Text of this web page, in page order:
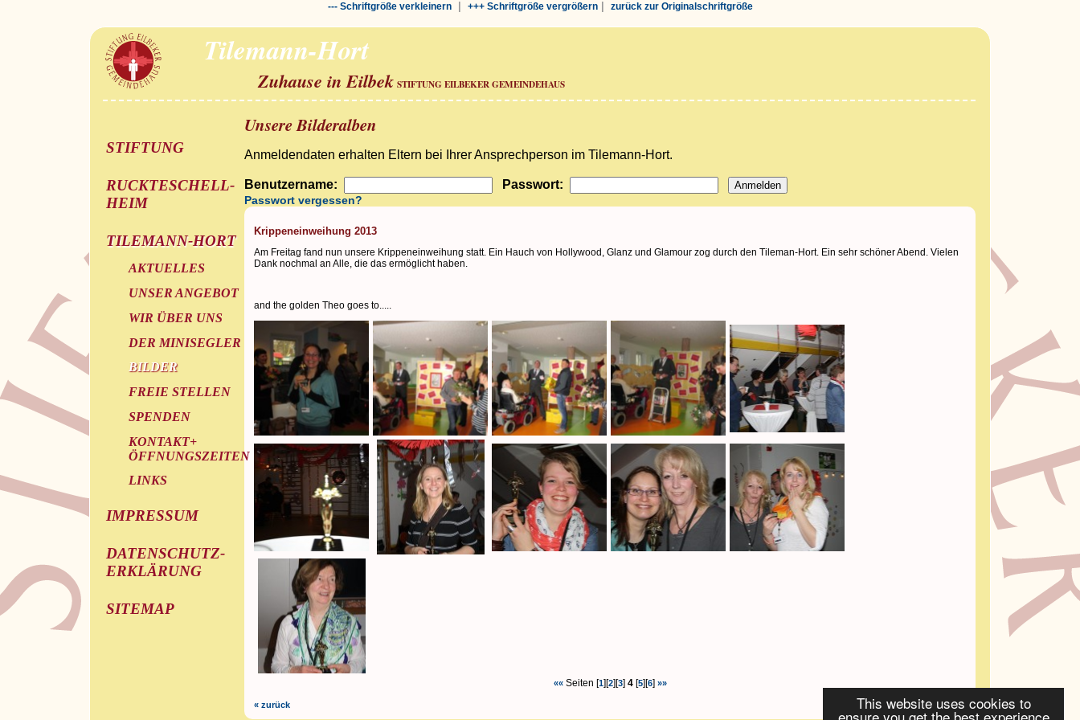
This website uses cookies to
--- Schriftgröße verkleinern| +++ Schriftgröße vergrößern| zurück zur Originalschriftgröße
Tilemann-Hort
Zuhause in Eilbek STIFTUNG EILBEKER GEMEINDEHAUS
STIFTUNG
RUCKTESCHELL-
HEIM
TILEMANN-HORT
AKTUELLES
UNSER ANGEBOT
WIR ÜBER UNS
DER MINISEGLER
BILDER
FREIE STELLEN
SPENDEN
KONTAKT+
ÖFFNUNGSZEITEN
LINKS
IMPRESSUM
DATENSCHUTZ-
ERKLÄRUNG
SITEMAP
Unsere Bilderalben
Anmeldendaten erhalten Eltern bei Ihrer Ansprechperson im Tilemann-Hort.
Benutzername: Passwort:
Passwort vergessen?
Krippeneinweihung 2013
Am Freitag fand nun unsere Krippeneinweihung statt. Ein Hauch von Hollywood, Glanz und Glamour zog durch den Tileman-Hort. Ein sehr schöner Abend. Vielen
Dank nochmal an Alle, die das ermöglicht haben.
and the golden Theo goes to.....
««Seiten [1][2][3] 4[5][6] »»
« zurück